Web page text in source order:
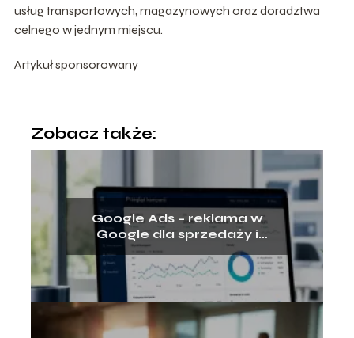
usług transportowych, magazynowych oraz doradztwa
celnego w jednym miejscu.
Artykuł sponsorowany
Zobacz także:
Google Ads – reklama w
Google dla sprzedaży i
rozwoju firmy